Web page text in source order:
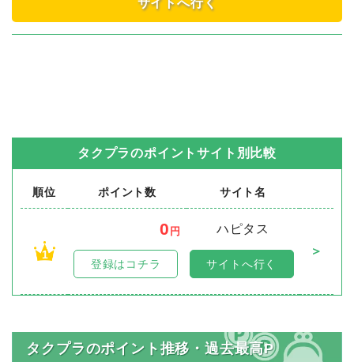
タクプラのポイントサイト別比較
順位 ポイント数 サイト名
1
0 円
ハピタス
＞
登録はコチラ サイトへ行く
タクプラのポイント推移・過去最高P